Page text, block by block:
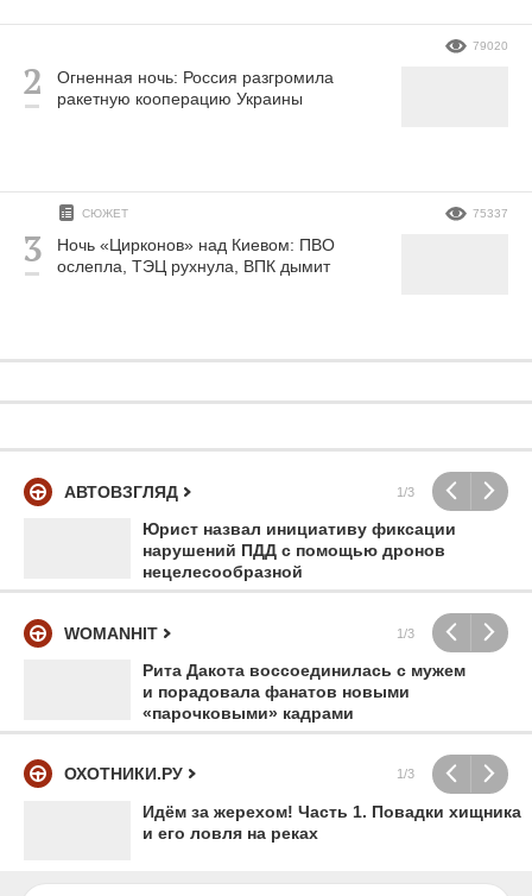
Огненная ночь: Россия разгромила
ракетную кооперацию Украины
79020
Ночь «Цирконов» над Киевом: ПВО
ослепла, ТЭЦ рухнула, ВПК дымит
СЮЖЕТ 75337
АВТОВЗГЛЯД 1/3
Юрист назвал инициативу фиксации
нарушений ПДД с помощью дронов
нецелесообразной
WOMANHIT 1/3
Рита Дакота воссоединилась с мужем
и порадовала фанатов новыми
«парочковыми» кадрами
ОХОТНИКИ.РУ 1/3
Идём за жерехом! Часть 1. Повадки хищника
и его ловля на реках